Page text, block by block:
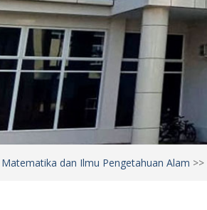
dan Ilmu Pengetahuan Alam >>